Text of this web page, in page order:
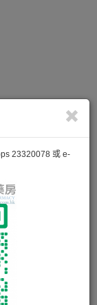
23320078 或 e-